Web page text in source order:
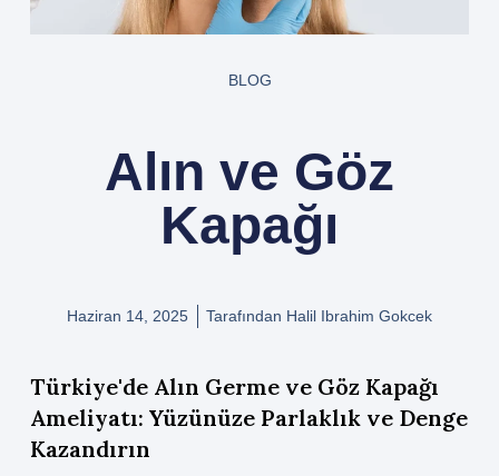
BLOG
Alın ve Göz
Kapağı
Haziran 14, 2025 Tarafından Halil Ibrahim Gokcek
Türkiye'de Alın Germe ve Göz Kapağı
Ameliyatı: Yüzünüze Parlaklık ve Denge
Kazandırın